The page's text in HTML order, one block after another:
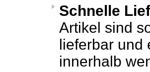
Schnelle
Artikel sind
lieferbar
innerhalb